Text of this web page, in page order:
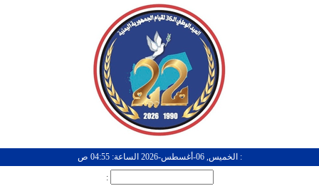
: الخميس, 06-أغسطس-2026 الساعة: 04:55 ص
: